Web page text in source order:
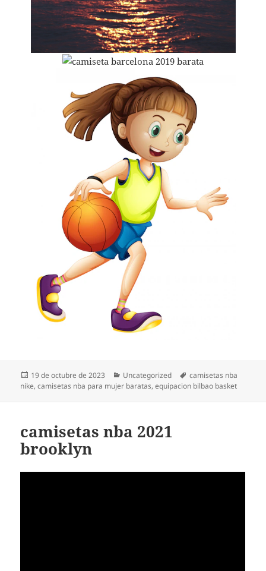
Publicado
el
19 de octubre de 2023 Categorías
Uncategorized Etiquetas
camisetas nba
nike,camisetas nba para mujer baratas,equipacion bilbao basket
camisetas nba 2021
brooklyn